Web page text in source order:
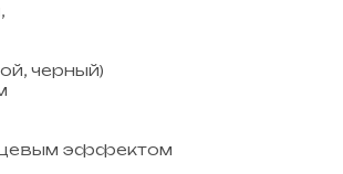
черный)
эффектом